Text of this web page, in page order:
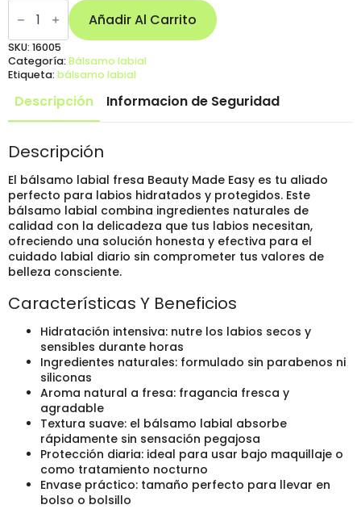
Bálsamo
Labial
Fresa
Natural
de
Beauty
Made
Easy
cantidad
Añadir Al Carrito
SKU: 16005
Categoría: Bálsamo labial
Etiqueta: bálsamo labial
Descripción Informacion de Seguridad
Descripción
El bálsamo labial fresa Beauty Made Easy es tu aliado
perfecto para labios hidratados y protegidos. Este
bálsamo labial combina ingredientes naturales de
calidad con la delicadeza que tus labios necesitan,
ofreciendo una solución honesta y efectiva para el
cuidado labial diario sin comprometer tus valores de
belleza consciente.
Características Y Beneficios
Hidratación intensiva: nutre los labios secos y
sensibles durante horas
Ingredientes naturales: formulado sin parabenos ni
siliconas
Aroma natural a fresa: fragancia fresca y
agradable
Textura suave: el bálsamo labial absorbe
rápidamente sin sensación pegajosa
Protección diaria: ideal para usar bajo maquillaje o
como tratamiento nocturno
Envase práctico: tamaño perfecto para llevar en
bolso o bolsillo